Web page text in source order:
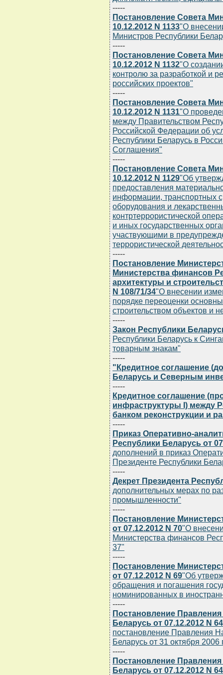
-----
Постановление Совета
10.12.2012 N 1133"О
Министров Республики
-----
Постановление Совета
10.12.2012 N 1132"О
контролю за разработкой и
российских проектов"
-----
Постановление Совета
10.12.2012 N 1131"О
между Правительством
Российской Федерации об
Республики Беларусь в
Соглашения"
-----
Постановление Совета
10.12.2012 N 1129"Об
предоставления
информации, транспортных
оборудования и
контртеррористической
и иных государственных
участвующими в
террористической
-----
Постановление
Министерства финансов
архитектуры и
N 108/71/34"О внесении
порядке переоценки
строительством объектов и
-----
Закон Республики
Республики Беларусь к
товарным знакам"
-----
"Кредитное соглашение
Беларусь и Северным
-----
Кредитное соглашение
инфраструктуры I) между
банком реконструкции и
-----
Приказ Оперативно-
Республики Беларусь от
дополнений в приказ
Президенте Республики
-----
Декрет Президента
дополнительных мерах по
промышленности"
-----
Постановление
от 07.12.2012 N 70"О
Министерства финансов
37"
-----
Постановление
от 07.12.2012 N 69"Об
обращения и погашения
номинированных в
-----
Постановление
Беларусь от 07.12.2012 N
постановление Правления
Беларусь от 31 октября 2006
-----
Постановление
Беларусь от 07.12.2012 N